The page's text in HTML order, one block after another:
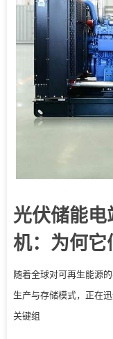
光伏储能电
机：为何它
随着全球对可再生能源
生产与存储模式，正在
关键组